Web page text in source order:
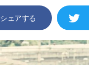
シェアする